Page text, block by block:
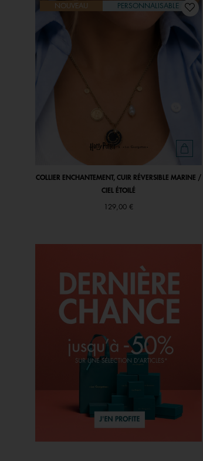
NOUVEAU PERSONNALISABLE
COLLIER ENCHANTEMENT, CUIR RÉVERSIBLE MARINE /
CIEL ÉTOILÉ
129,00 €